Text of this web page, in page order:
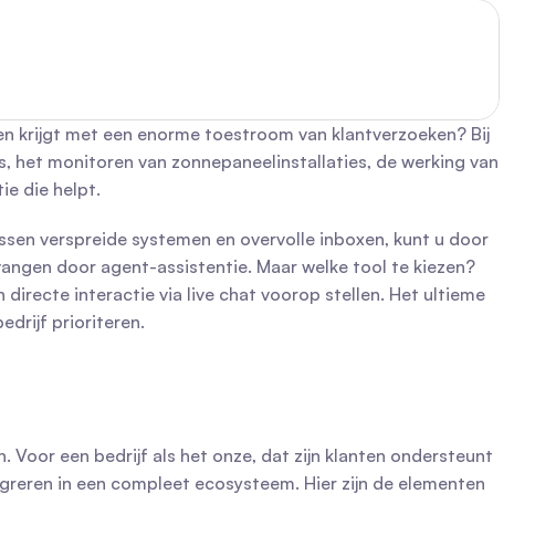
krijgt met een enorme toestroom van klantverzoeken? Bij
het monitoren van zonnepaneelinstallaties, de werking van
die helpt.
verspreide systemen en overvolle inboxen, kunt u door
door agent-assistentie. Maar welke tool te kiezen?
directe interactie via live chat voorop stellen. Het ultieme
prioriteren.
een bedrijf als het onze, dat zijn klanten ondersteunt
in een compleet ecosysteem. Hier zijn de elementen